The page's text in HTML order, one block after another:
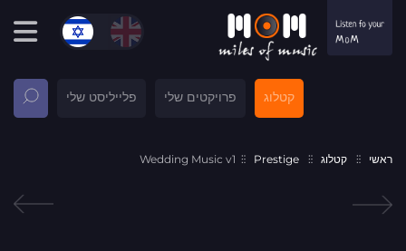
קטלוג פרויקטים שלי פלייליסט שלי
ראשי קטלוג Prestige
Wedding Music v1